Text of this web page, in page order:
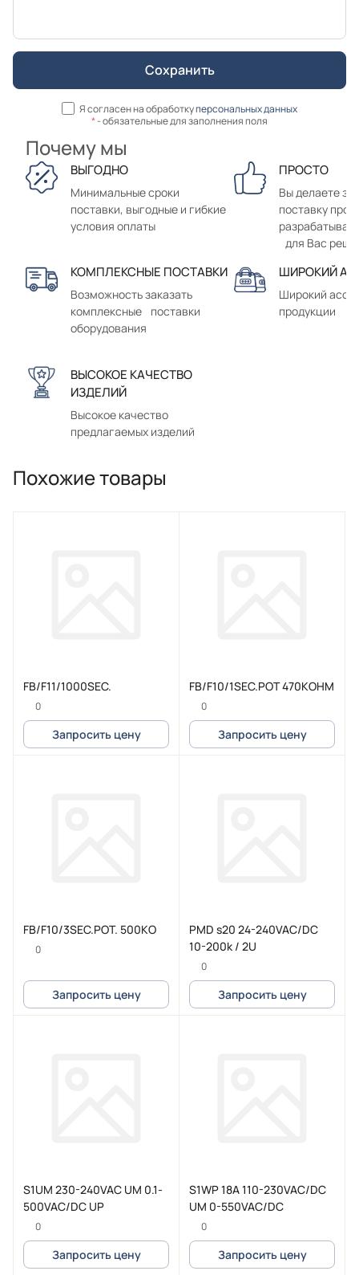
Я согласен на обработкуперсональных данных
*- обязательные для заполнения поля
Почему мы
ВЫГОДНО
Минимальные сроки
поставки, выгодные и гибкие
условия оплаты
ПРОСТО
Вы делаете
поставку
для Вас
КОМПЛЕКСНЫЕ ПОСТАВКИ
Возможность заказать
комплексные поставки
оборудования
ШИРОКИЙ
Широкий
продукции
ВЫСОКОЕ КАЧЕСТВО
ИЗДЕЛИЙ
Высокое качество
предлагаемых изделий
Похожие товары
FB/F11/1000SEC.
0
Запросить цену
FB/F10/1SEC.POT 470KOHM
0
Запросить цену
FB/F10/3SEC.POT. 500KO
0
Запросить цену
PMD s20 24-240VAC/DC
10-200k / 2U
0
Запросить цену
S1UM 230-240VAC UM 0.1-
500VAC/DC UP
0
Запросить цену
S1WP 18A 110-230VAC/DC
UM 0-550VAC/DC
0
Запросить цену